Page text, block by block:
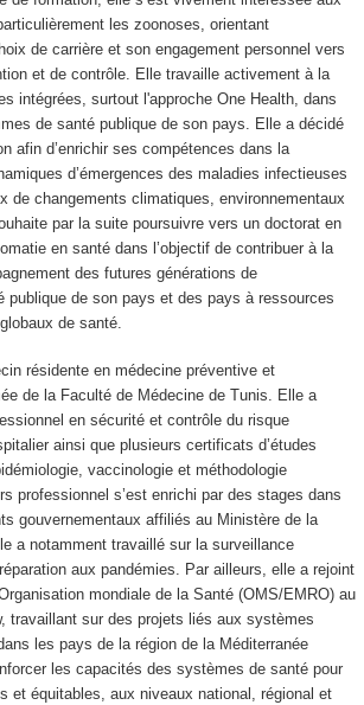
les zoonoses, orientant
de carrière et son engagement personnel vers
et de contrôle. Elle travaille activement à la
intégrées, surtout l'approche One Health, dans
de santé publique de son pays. Elle a décidé
afin d’enrichir ses compétences dans la
d’émergences des maladies infectieuses
de changements climatiques, environnementaux
par la suite poursuivre vers un doctorat en
en santé dans l’objectif de contribuer à la
des futures générations de
publique de son pays et des pays à ressources
de santé.
résidente en médecine préventive et
de la Faculté de Médecine de Tunis. Elle a
en sécurité et contrôle du risque
ainsi que plusieurs certificats d’études
vaccinologie et méthodologie
professionnel s’est enrichi par des stages dans
gouvernementaux affiliés au Ministère de la
a notamment travaillé sur la surveillance
aux pandémies. Par ailleurs, elle a rejoint
mondiale de la Santé (OMS/EMRO) au
travaillant sur des projets liés aux systèmes
les pays de la région de la Méditerranée
les capacités des systèmes de santé pour
et équitables, aux niveaux national, régional et